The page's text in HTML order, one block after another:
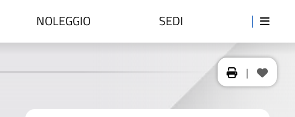
NOLEGGIO SEDI
|